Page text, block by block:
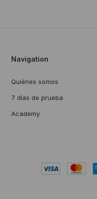
Navigation
Quiénes somos
7 días de prueba
Academy